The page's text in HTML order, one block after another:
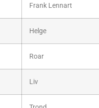
Frank Lennart
Helge
Roar
Liv